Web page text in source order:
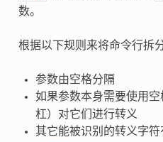
数。
根据以下规则来将命令行拆
参数由空格分隔
如果参数本身需要使用空
杠）对它们进行转义
其它能被识别的转义字符